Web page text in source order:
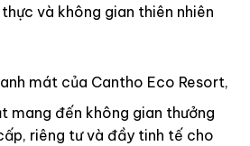
và không gian thiên nhiên
mát của Cantho Eco Resort,
mang đến không gian thưởng
riêng tư và đầy tinh tế cho